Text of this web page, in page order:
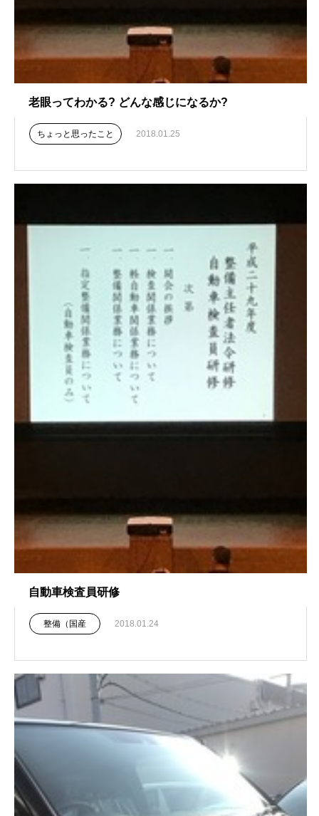
老眼ってわかる? どんな感じになるか?
ちょっと思ったこと 2018.01.25
自動車検査員研修
整備（国産 2018.01.24